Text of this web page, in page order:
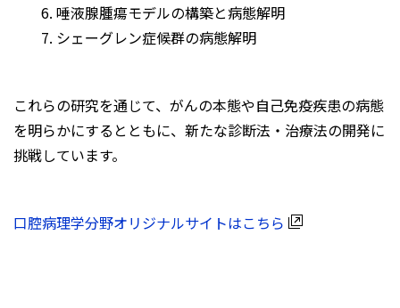
唾液腺腫瘍モデルの構築と病態解明
シェーグレン症候群の病態解明
これらの研究を通じて、がんの本態や自己免疫疾患の病態
を明らかにするとともに、新たな診断法・治療法の開発に
挑戦しています。
口腔病理学分野オリジナルサイトはこちら